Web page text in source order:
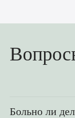
Больно ли